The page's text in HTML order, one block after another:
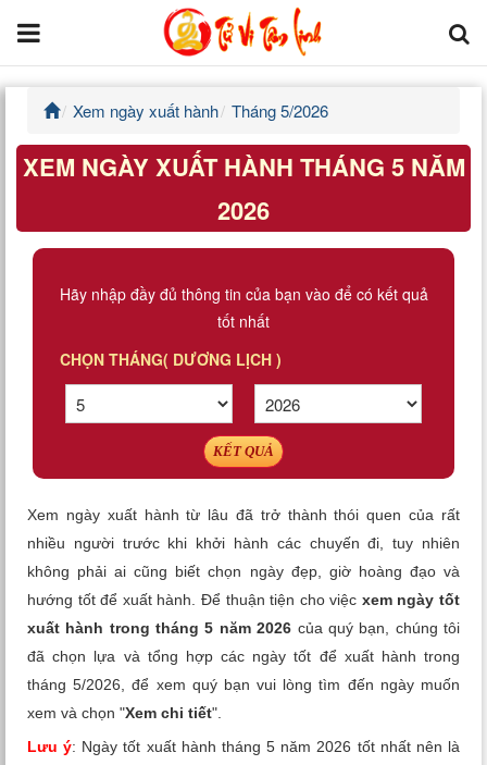
Trang chủ
Tử Vi Đẩu Số
Tử Vi 12 Con Giáp
Văn Hoa Tâm linh
Xem tuổi
Xem bói
Tướng số
Cung hoàng đạo
Xem ngày xuất hành Tháng 5/2026
XEM NGÀY XUẤT HÀNH THÁNG 5 NĂM
2026
Hãy nhập đầy đủ thông tin của bạn vào để có kết quả
tốt nhất
CHỌN THÁNG( DƯƠNG LỊCH )
KẾT QUẢ
Xem ngày xuất hành từ lâu đã trở thành thói quen của rất
nhiều người trước khi khởi hành các chuyến đi, tuy nhiên
không phải ai cũng biết chọn ngày đẹp, giờ hoàng đạo và
hướng tốt để xuất hành. Để thuận tiện cho việc xem ngày tốt
xuất hành trong tháng 5 năm 2026 của quý bạn, chúng tôi
đã chọn lựa và tổng hợp các ngày tốt để xuất hành trong
tháng 5/2026, để xem quý bạn vui lòng tìm đến ngày muốn
xem và chọn "Xem chi tiết".
Lưu ý: Ngày tốt xuất hành tháng 5 năm 2026 tốt nhất nên là